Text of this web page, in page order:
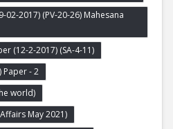
02-2017) (PV-20-26) Mahesana
(12-2-2017) (SA-4-11)
Paper - 2
world)
May 2021)